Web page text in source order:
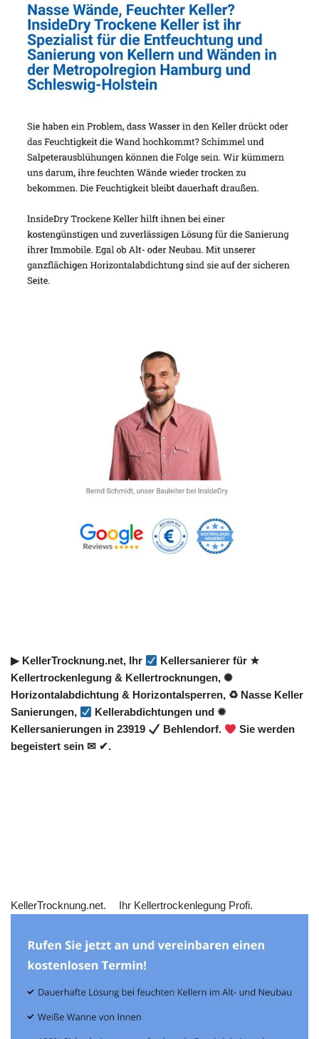
▶︎ KellerTrocknung.net, Ihr
Kellersanierer für ★
Kellertrockenlegung & Kellertrocknungen, ✺
Horizontalabdichtung & Horizontalsperren, ♻ Nasse Keller
Sanierungen,
Kellerabdichtungen und ✹
Kellersanierungen in 23919
Behlendorf.
Sie werden
begeistert sein ✉ ✔.
KellerTrocknung.net. Ihr Kellertrockenlegung Profi.